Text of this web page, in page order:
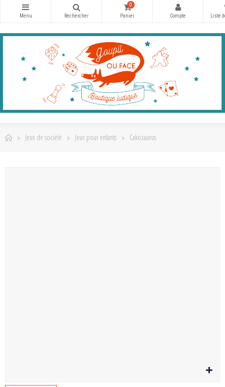
0
Jeux de société Jeux pour enfants Cakozaurus